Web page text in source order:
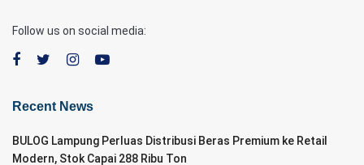
Follow us on social media:
Recent News
BULOG Lampung Perluas Distribusi Beras Premium ke Retail
Modern, Stok Capai 288 Ribu Ton